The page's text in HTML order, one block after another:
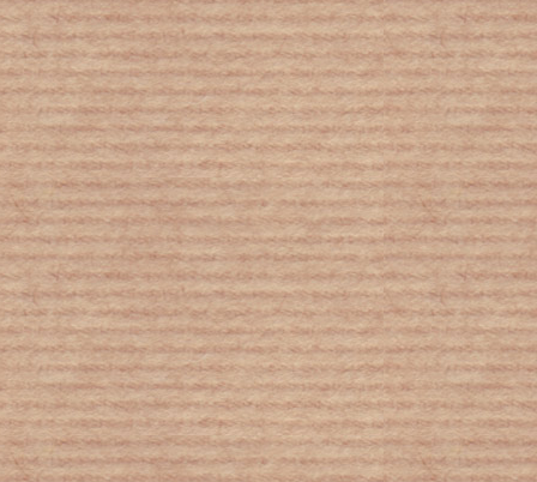
Ιταλία: 100χρονος με κορωνοϊό έγινε
καλά και πήρε εξιτήριο – #Covid-19